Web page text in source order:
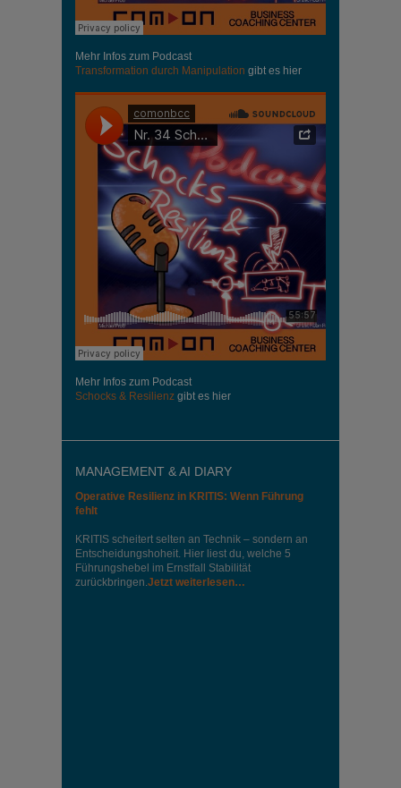
Mehr Infos zum Podcast
Transformation durch Manipulation gibt es hier
Mehr Infos zum Podcast
Schocks & Resilienz gibt es hier
MANAGEMENT & AI DIARY
Operative Resilienz in KRITIS: Wenn Führung
fehlt
KRITIS scheitert selten an Technik – sondern an
Entscheidungshoheit. Hier liest du, welche 5
Führungshebel im Ernstfall Stabilität
zurückbringen.Jetzt weiterlesen…